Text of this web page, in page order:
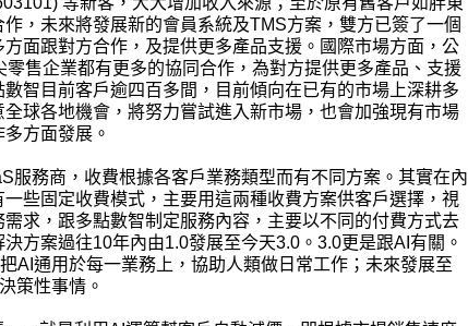
，未來將發展新的會員系統及TMS方案，雙方已簽了一個
面跟對方合作，及提供更多產品支援。國際市場方面，公
零售企業都有更多的協同合作，為對方提供更多產品、支援
智目前客戶逾四百多間，目前傾向在已有的市場上深耕多
球各地機會，將努力嘗試進入新市場，也會加強現有市場
方面發展。
服務商，收費根據各客戶業務類型而有不同方案。其實在內
些固定收費模式，主要用這兩種收費方案供客戶選擇，視
求，跟多點數智制定服務內容，主要以不同的付費方式去
方案過往10年內由1.0發展至今天3.0。3.0更是跟AI有關。
AI通用於每一業務上，協助人類做日常工作；未來發展至
策性事情。